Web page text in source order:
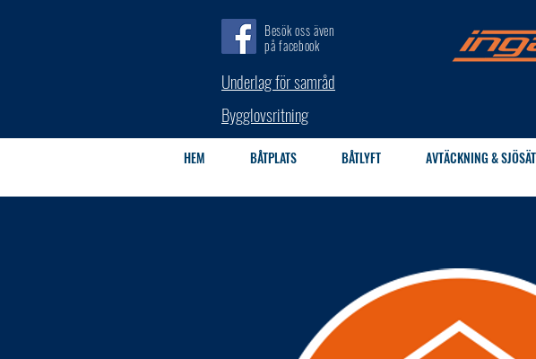
Besök oss även
på facebook
Underlag för samråd
Bygglovsritning
HEM BÅTPLATS BÅTLYFT AVTÄCKNING &